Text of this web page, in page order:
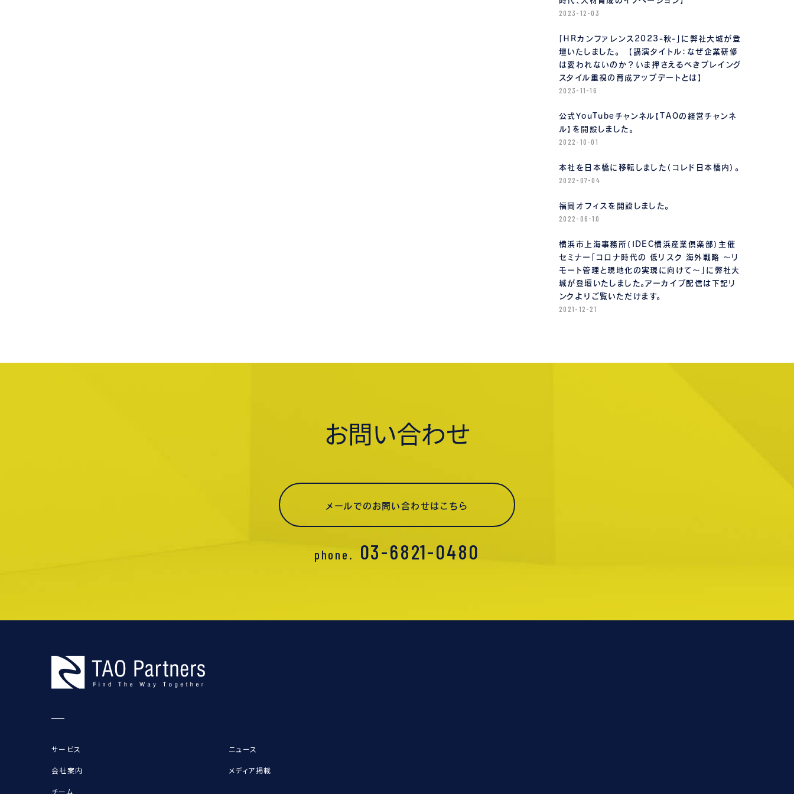
2023-12-03
「ＨＲカンファレンス2023-秋-」に弊社大城が登
壇いたしました。 【講演タイトル：なぜ企業研修
は変われないのか？いま押さえるべきプレイング
スタイル重視の育成アップデートとは】
2023-11-16
公式YouTubeチャンネル【TAOの経営チャンネ
ル】を開設しました。
2022-10-01
本社を日本橋に移転しました（コレド日本橋内）。
2022-07-04
福岡オフィスを開設しました。
2022-06-10
横浜市上海事務所（IDEC横浜産業倶楽部）主催
セミナー「コロナ時代の 低リスク 海外戦略 〜リ
モート管理と現地化の実現に向けて〜」に弊社大
城が登壇いたしました。アーカイブ配信は下記リ
ンクよりご覧いただけます。
2021-12-21
お問い合わせ
メールでのお問い合わせはこちら
phone. 03-6821-0480
サービス
会社案内
チーム
ニュース
メディア掲載